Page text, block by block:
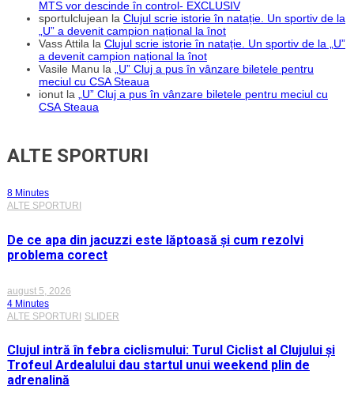
MTS vor descinde în control- EXCLUSIV
sportulclujean la Clujul scrie istorie în natație. Un sportiv de la
„U” a devenit campion național la înot
Vass Attila la Clujul scrie istorie în natație. Un sportiv de la „U”
a devenit campion național la înot
Vasile Manu la „U” Cluj a pus în vânzare biletele pentru
meciul cu CSA Steaua
ionut la „U” Cluj a pus în vânzare biletele pentru meciul cu
CSA Steaua
ALTE SPORTURI
8 Minutes
ALTE SPORTURI
De ce apa din jacuzzi este lăptoasă și cum rezolvi
problema corect
august 5, 2026
4 Minutes
ALTE SPORTURI SLIDER
Clujul intră în febra ciclismului: Turul Ciclist al Clujului și
Trofeul Ardealului dau startul unui weekend plin de
adrenalină